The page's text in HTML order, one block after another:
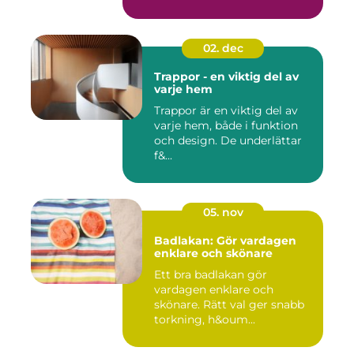
02. dec
Trappor - en viktig del av
varje hem
Trappor är en viktig del av
varje hem, både i funktion
och design. De underlättar
f&...
05. nov
Badlakan: Gör vardagen
enklare och skönare
Ett bra badlakan gör
vardagen enklare och
skönare. Rätt val ger snabb
torkning, h&oum...